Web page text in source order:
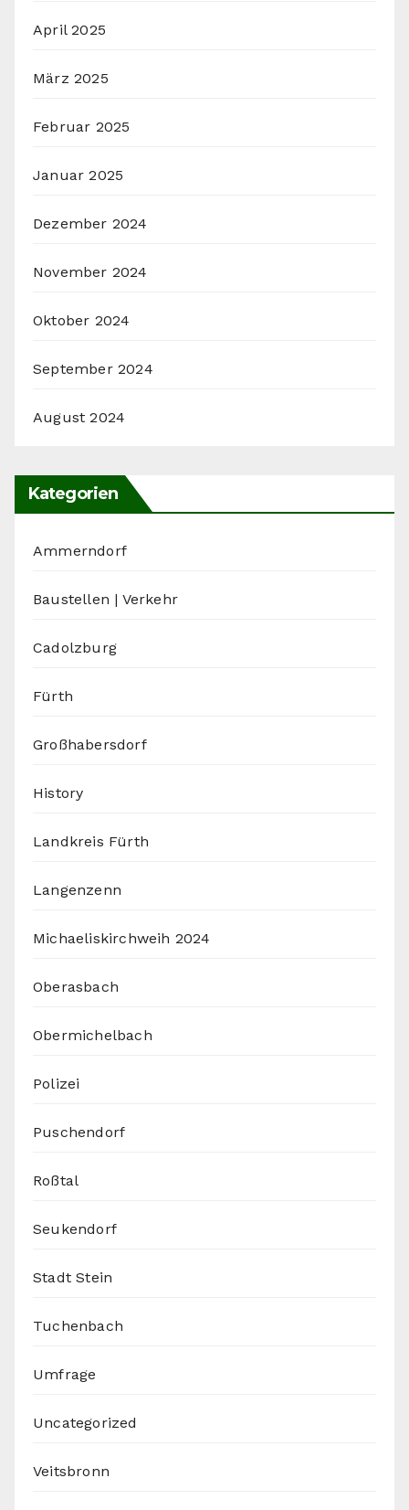
April 2025
März 2025
Februar 2025
Januar 2025
Dezember 2024
November 2024
Oktober 2024
September 2024
August 2024
Kategorien
Ammerndorf
Baustellen | Verkehr
Cadolzburg
Fürth
Großhabersdorf
History
Landkreis Fürth
Langenzenn
Michaeliskirchweih 2024
Oberasbach
Obermichelbach
Polizei
Puschendorf
Roßtal
Seukendorf
Stadt Stein
Tuchenbach
Umfrage
Uncategorized
Veitsbronn